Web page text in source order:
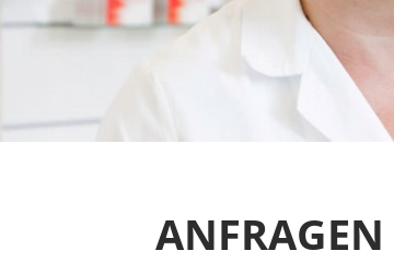
ANFRAGEN